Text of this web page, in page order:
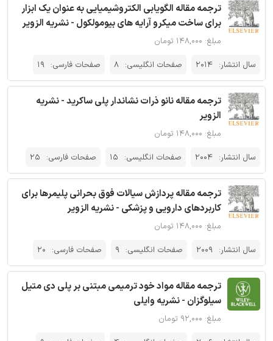
ترجمه مقاله الگویابی الکتروشیمیایی به عنوان یک ابزار
برای ساخت میکرو آرایه های بیومولکول - نشریه الزویر
مبلغ: ۱۴۸,۰۰۰ تومان
سال انتشار: 2014 صفحات انگلیسی: 8 صفحات فارسی: 19
ترجمه مقاله نانو ذرات نشاندار پلی ساکرید - نشریه
الزویر
مبلغ: ۱۴۸,۰۰۰ تومان
سال انتشار: 2004 صفحات انگلیسی: 15 صفحات فارسی: 25
ترجمه مقاله پردازش سیالات فوق بحرانی پلیمرها برای
کاربردهای دارویی و پزشکی - نشریه الزویر
مبلغ: ۱۴۸,۰۰۰ تومان
سال انتشار: 2009 صفحات انگلیسی: 9 صفحات فارسی: 20
ترجمه مقاله مواد خود ترمیمی مبتنی بر پلی دی متیل
سیلوگزان - نشریه وایلی
مبلغ: ۹۲,۰۰۰ تومان